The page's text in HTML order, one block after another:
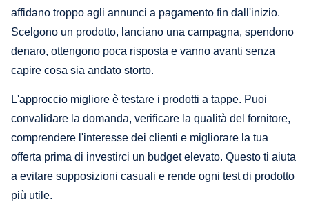
affidano troppo agli annunci a pagamento fin dall'inizio.
Scelgono un prodotto, lanciano una campagna, spendono
denaro, ottengono poca risposta e vanno avanti senza
capire cosa sia andato storto.
L'approccio migliore è testare i prodotti a tappe. Puoi
convalidare la domanda, verificare la qualità del fornitore,
comprendere l'interesse dei clienti e migliorare la tua
offerta prima di investirci un budget elevato. Questo ti aiuta
a evitare supposizioni casuali e rende ogni test di prodotto
più utile.